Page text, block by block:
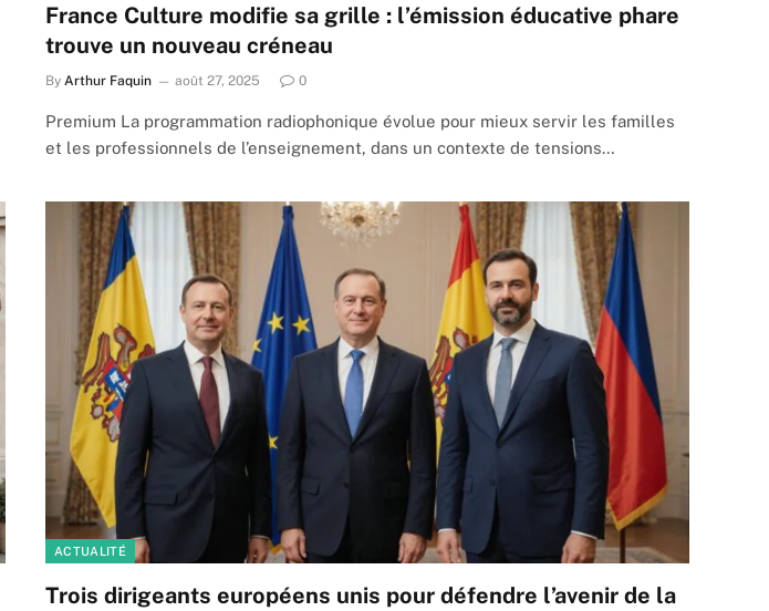
France Culture modifie sa grille : l’émission éducative phare
trouve un nouveau créneau
By Arthur Faquin août 27, 2025 0
Premium La programmation radiophonique évolue pour mieux servir les familles
et les professionnels de l’enseignement, dans un contexte de tensions…
ACTUALITÉ
Trois dirigeants européens unis pour défendre l’avenir de la